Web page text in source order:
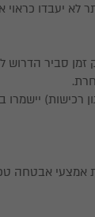
לא יעבדו כראוי
זמן סביר הדרוש
רכישות)
אבטחה